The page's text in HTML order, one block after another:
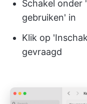
Schakel onder
gebruiken' in
Klik op
gevraagd